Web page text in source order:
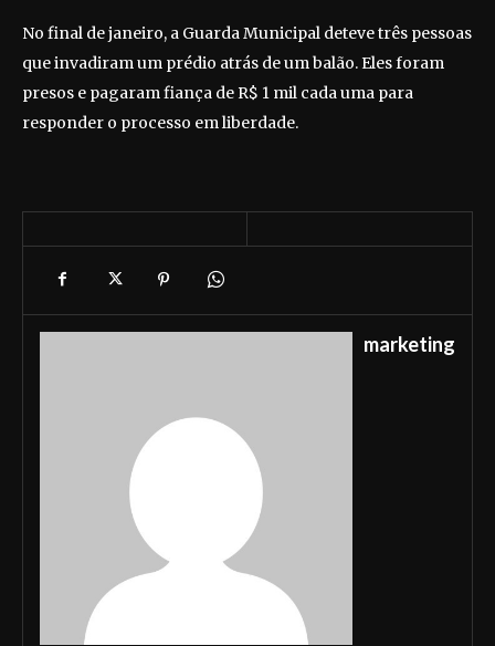
No final de janeiro, a Guarda Municipal deteve três pessoas
que invadiram um prédio atrás de um balão. Eles foram
presos e pagaram fiança de R$ 1 mil cada uma para
responder o processo em liberdade.
marketing